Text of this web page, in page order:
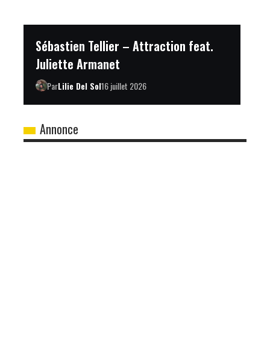
Sébastien Tellier – Attraction feat.
Juliette Armanet
ParLilie Del Sol16 juillet 2026
Annonce